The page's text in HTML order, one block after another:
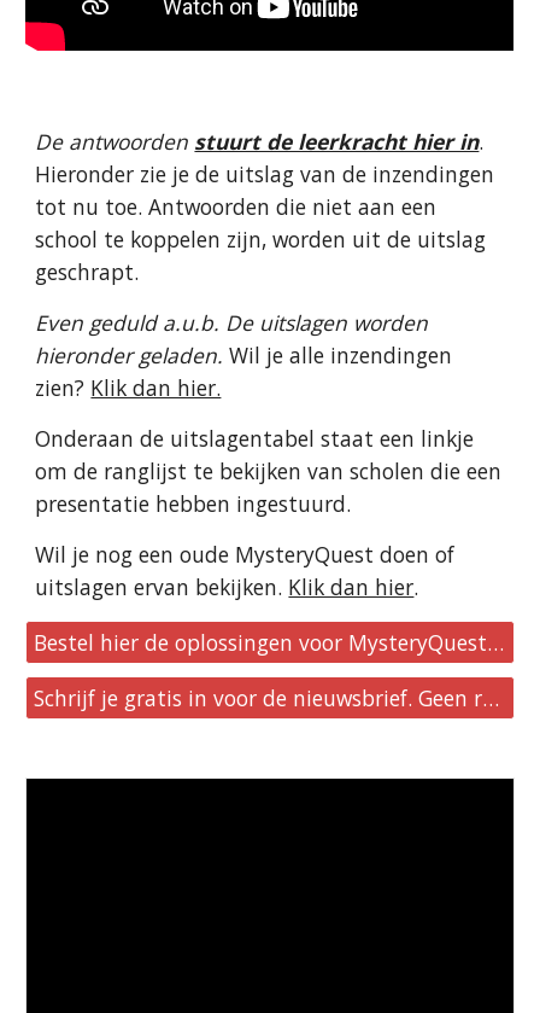
De antwoorden stuurt de leerkracht hier in.
Hieronder zie je de uitslag van de inzendingen
tot nu toe. Antwoorden die niet aan een
school te koppelen zijn, worden uit de uitslag
geschrapt.
Even geduld a.u.b. De uitslagen worden
hieronder geladen.Wil je alle inzendingen
zien? Klik dan hier.
Onderaan de uitslagentabel staat een linkje
om de ranglijst te bekijken van scholen die een
presentatie hebben ingestuurd.
Wil je nog een oude MysteryQuest doen of
uitslagen ervan bekijken. Klik dan hier.
Bestel hier de oplossingen voor MysteryQuest 61 t/m 70.
Schrijf je gratis in voor de nieuwsbrief. Geen reclames, geen verplichtingen.